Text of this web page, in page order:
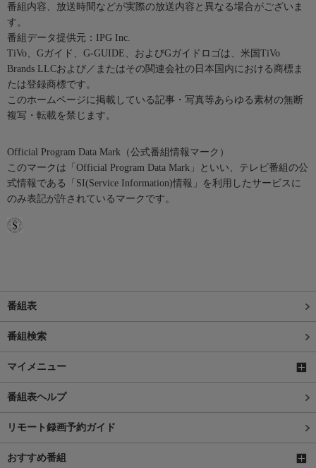
番組内容、放送時間などが実際の放送内容と異なる場合がございま
す。
番組データ提供元：IPG Inc.
TiVo、Gガイド、G-GUIDE、およびGガイドロゴは、米国TiVo
Brands LLCおよび／またはその関連会社の日本国内における商標ま
たは登録商標です。
このホームページに掲載している記事・写真等あらゆる素材の無断
複写・転載を禁じます。
Official Program Data Mark（公式番組情報マーク）
このマークは「Official Program Data Mark」といい、テレビ番組の公
式情報である「SI(Service Information)情報」を利用したサービスに
のみ表記が許されているマークです。
番組表
番組検索
マイメニュー
番組表ヘルプ
リモート録画予約ガイド
おすすめ番組